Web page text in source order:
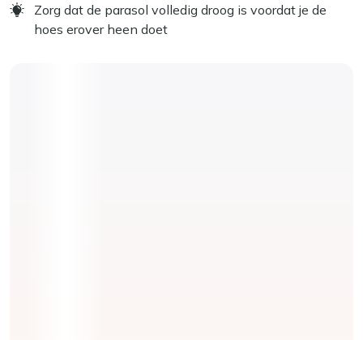
Zorg dat de parasol volledig droog is voordat je de
hoes erover heen doet